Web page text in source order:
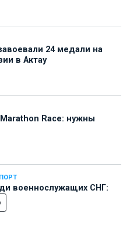
24 медали на
в Актау
Race: нужны
военнослужащих СНГ: